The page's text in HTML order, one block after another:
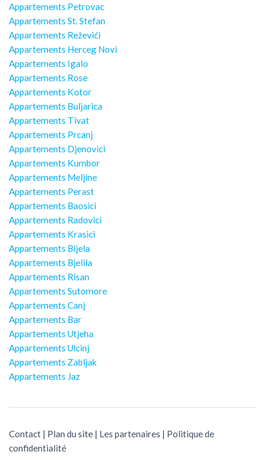
Appartements Petrovac
Appartements St. Stefan
Appartements Reževići
Appartements Herceg Novi
Appartements Igalo
Appartements Rose
Appartements Kotor
Appartements Buljarica
Appartements Tivat
Appartements Prcanj
Appartements Djenovici
Appartements Kumbor
Appartements Meljine
Appartements Perast
Appartements Baosici
Appartements Radovici
Appartements Krasici
Appartements Bijela
Appartements Bjelila
Appartements Risan
Appartements Sutomore
Appartements Canj
Appartements Bar
Appartements Utjeha
Appartements Ulcinj
Appartements Zabljak
Appartements Jaz
Contact | Plan du site | Les partenaires | Politique de
confidentialité